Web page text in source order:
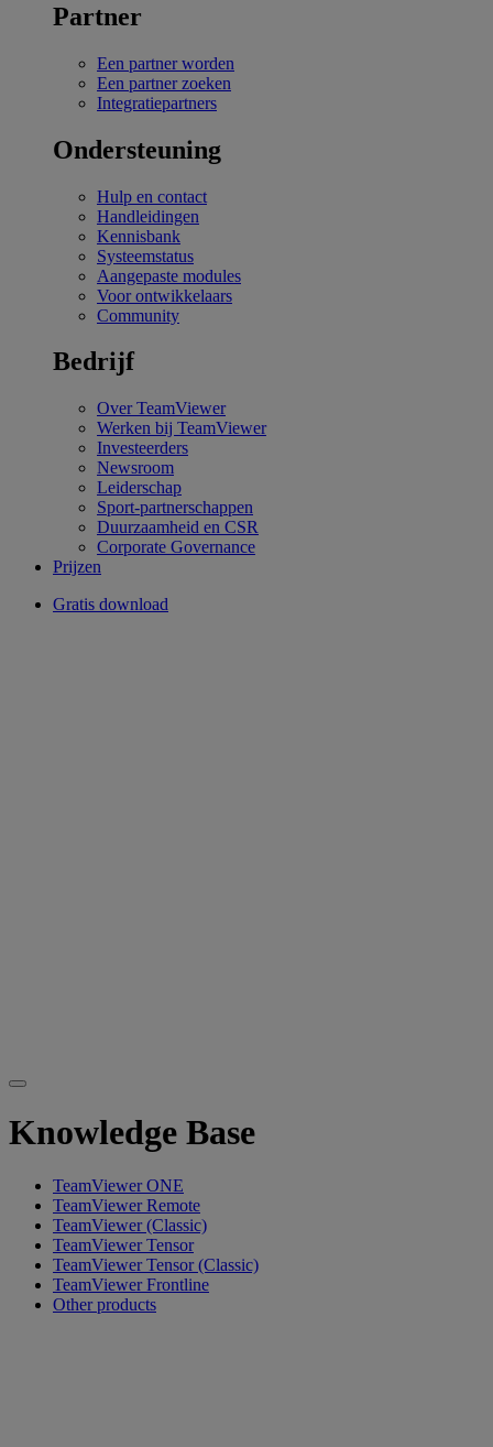
Partner
Een partner worden
Een partner zoeken
Integratiepartners
Ondersteuning
Hulp en contact
Handleidingen
Kennisbank
Systeemstatus
Aangepaste modules
Voor ontwikkelaars
Community
Bedrijf
Over TeamViewer
Werken bij TeamViewer
Investeerders
Newsroom
Leiderschap
Sport-partnerschappen
Duurzaamheid en CSR
Corporate Governance
Prijzen
Gratis download
Knowledge Base
TeamViewer ONE
TeamViewer Remote
TeamViewer (Classic)
TeamViewer Tensor
TeamViewer Tensor (Classic)
TeamViewer Frontline
Other products